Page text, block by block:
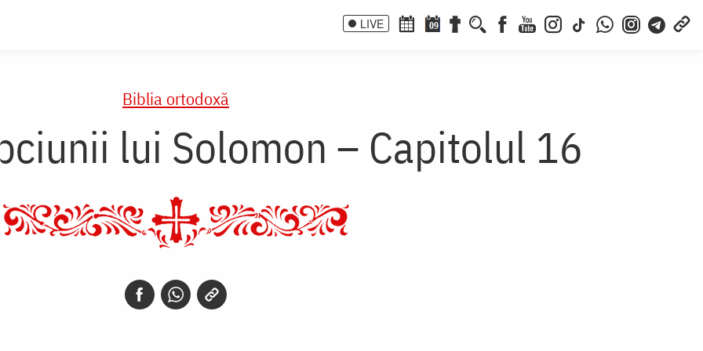
LIVE 09
Biblia ortodoxă
lui Solomon – Capitolul 16